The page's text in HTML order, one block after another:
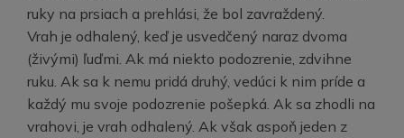
ruky na prsiach a prehlási, že bol zavraždený.
Vrah je odhalený, keď je usvedčený naraz dvoma
(živými) ľuďmi. Ak má niekto podozrenie, zdvihne
ruku. Ak sa k nemu pridá druhý, vedúci k nim príde a
každý mu svoje podozrenie pošepká. Ak sa zhodli na
vrahovi, je vrah odhalený. Ak však aspoň jeden z